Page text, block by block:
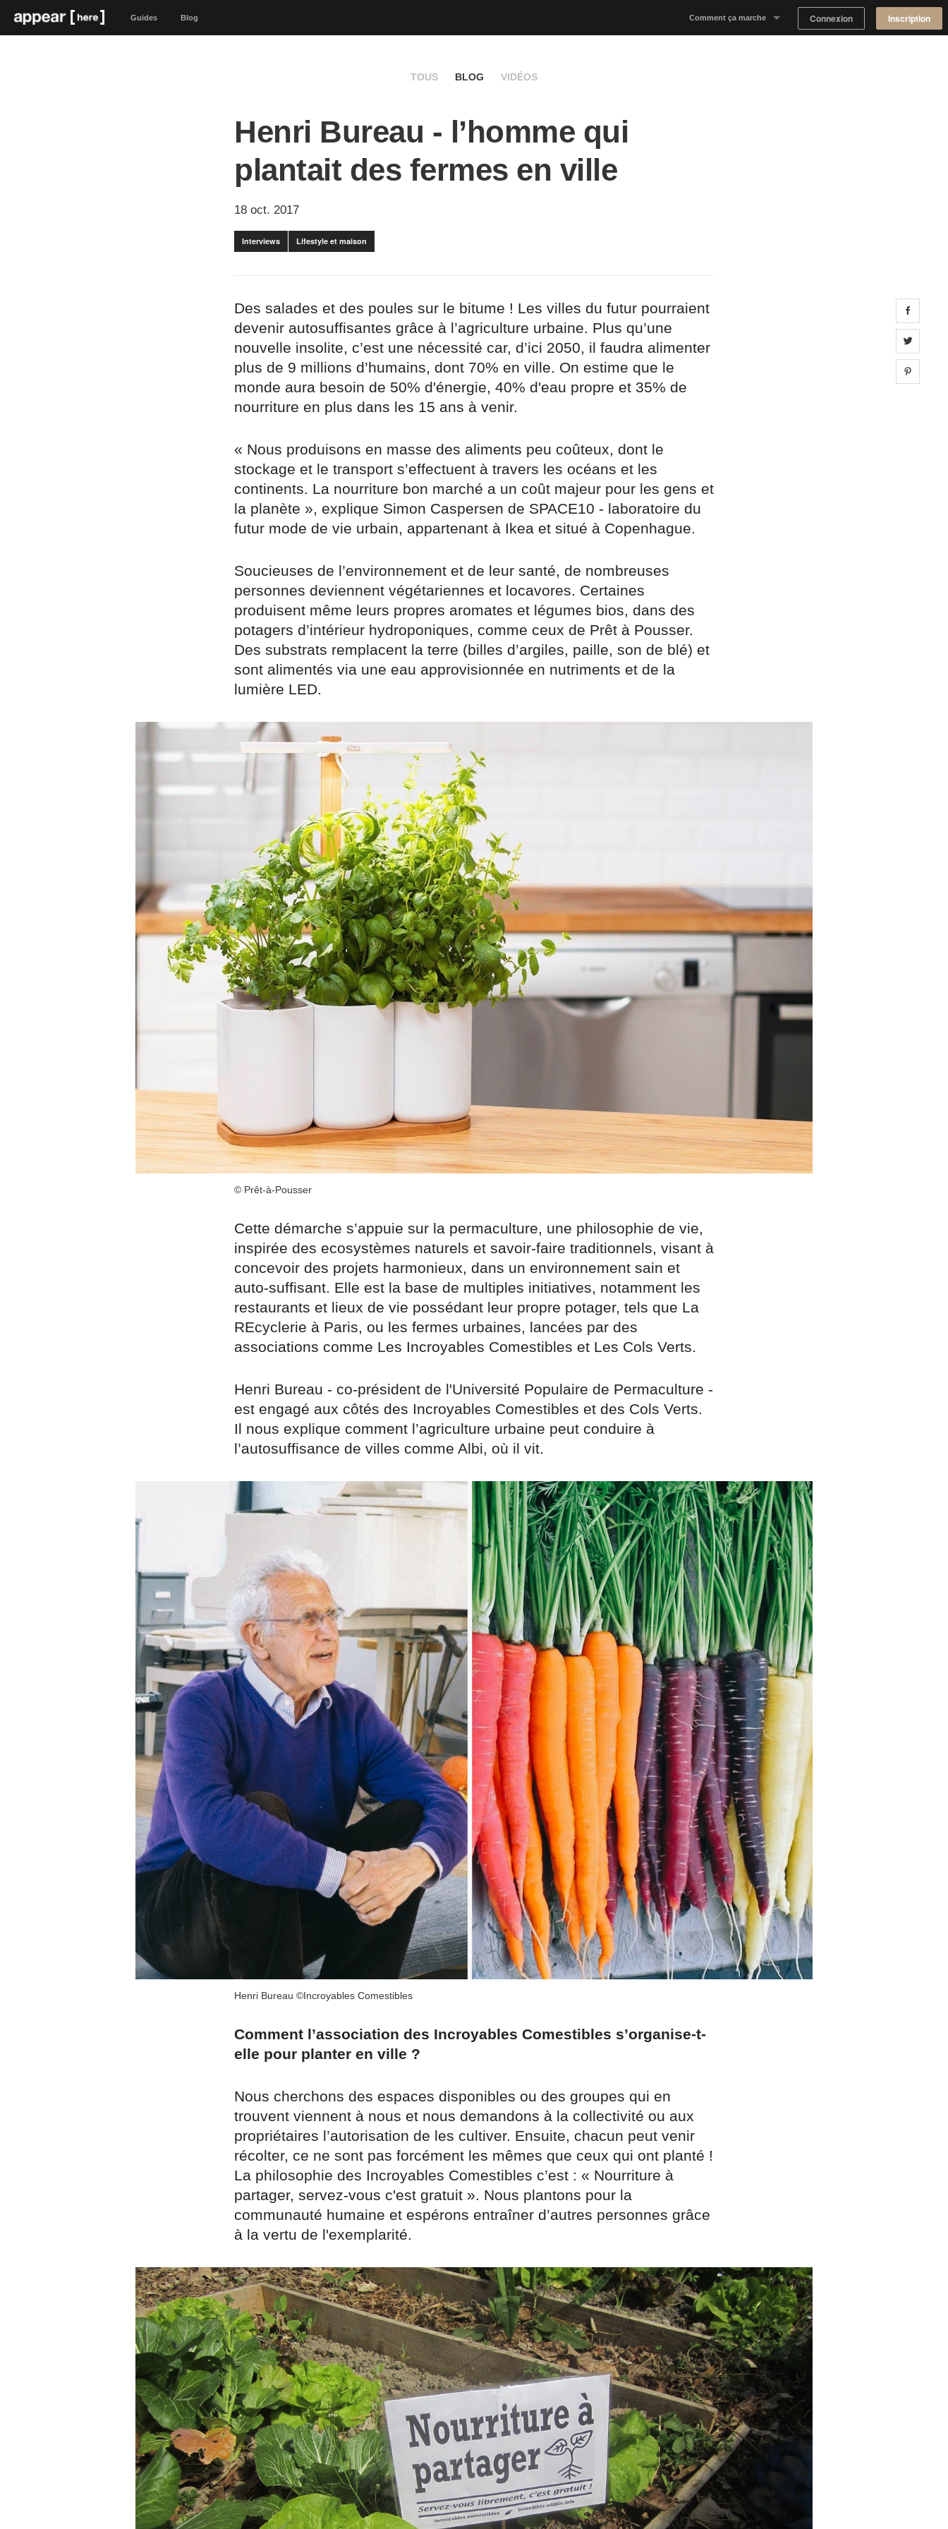
Guides Blog Comment ça marche Connexion Inscription
TOUS BLOG VIDÉOS
Henri Bureau - l’homme qui
plantait des fermes en ville
18 oct. 2017
Interviews Lifestyle et maison
Des salades et des poules sur le bitume ! Les villes du futur pourraient
devenir autosuffisantes grâce à l’agriculture urbaine. Plus qu’une
nouvelle insolite, c’est une nécessité car, d’ici 2050, il faudra alimenter
plus de 9 millions d’humains, dont 70% en ville. On estime que le
monde aura besoin de 50% d'énergie, 40% d'eau propre et 35% de
nourriture en plus dans les 15 ans à venir.
« Nous produisons en masse des aliments peu coûteux, dont le
stockage et le transport s’effectuent à travers les océans et les
continents. La nourriture bon marché a un coût majeur pour les gens et
la planète », explique Simon Caspersen de SPACE10 - laboratoire du
futur mode de vie urbain, appartenant à Ikea et situé à Copenhague.
Soucieuses de l’environnement et de leur santé, de nombreuses
personnes deviennent végétariennes et locavores. Certaines
produisent même leurs propres aromates et légumes bios, dans des
potagers d’intérieur hydroponiques, comme ceux de Prêt à Pousser.
Des substrats remplacent la terre (billes d’argiles, paille, son de blé) et
sont alimentés via une eau approvisionnée en nutriments et de la
lumière LED.
© Prêt-à-Pousser
Cette démarche s’appuie sur la permaculture, une philosophie de vie,
inspirée des ecosystèmes naturels et savoir-faire traditionnels, visant à
concevoir des projets harmonieux, dans un environnement sain et
auto-suffisant. Elle est la base de multiples initiatives, notamment les
restaurants et lieux de vie possédant leur propre potager, tels que La
REcyclerie à Paris, ou les fermes urbaines, lancées par des
associations comme Les Incroyables Comestibles et Les Cols Verts.
Henri Bureau - co-président de l'Université Populaire de Permaculture -
est engagé aux côtés des Incroyables Comestibles et des Cols Verts.
Il nous explique comment l’agriculture urbaine peut conduire à
l’autosuffisance de villes comme Albi, où il vit.
Henri Bureau ©Incroyables Comestibles
Comment l’association des Incroyables Comestibles s’organise-t-
elle pour planter en ville ?
Nous cherchons des espaces disponibles ou des groupes qui en
trouvent viennent à nous et nous demandons à la collectivité ou aux
propriétaires l’autorisation de les cultiver. Ensuite, chacun peut venir
récolter, ce ne sont pas forcément les mêmes que ceux qui ont planté !
La philosophie des Incroyables Comestibles c’est : « Nourriture à
partager, servez-vous c'est gratuit ». Nous plantons pour la
communauté humaine et espérons entraîner d’autres personnes grâce
à la vertu de l'exemplarité.